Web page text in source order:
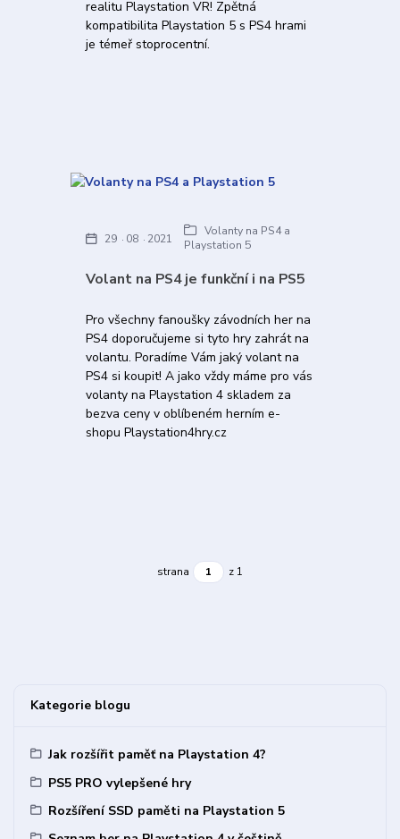
Kategorie blogu
Jak rozšířit paměť na Playstation 4?
PS5 PRO vylepšené hry
Rozšíření SSD paměti na Playstation 5
realitu Playstation VR! Zpětná
kompatibilita Playstation 5 s PS4 hrami
je témeř stoprocentní.
Volant na PS4 je funkční i na PS5
29 08 2021
Volanty na PS4 a
Playstation 5
Pro všechny fanoušky závodních her na
PS4 doporučujeme si tyto hry zahrát na
volantu. Poradíme Vám jaký volant na
PS4 si koupit! A jako vždy máme pro vás
volanty na Playstation 4 skladem za
bezva ceny v oblíbeném herním e-
shopu Playstation4hry.cz
strana z 1